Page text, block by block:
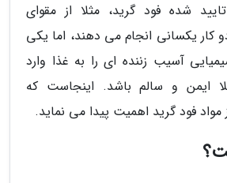
شده فود گرید، مثلا از مقوای
کار یکسانی انجام می دهند، اما یکی
آسیب زننده ای را به غذا وارد
ایمن و سالم باشد. اینجاست که
فود گرید اهمیت پیدا می نماید.